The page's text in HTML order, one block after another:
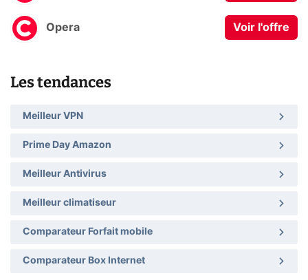
Opera Voir l'offre
Les tendances
Meilleur VPN
Prime Day Amazon
Meilleur Antivirus
Meilleur climatiseur
Comparateur Forfait mobile
Comparateur Box Internet